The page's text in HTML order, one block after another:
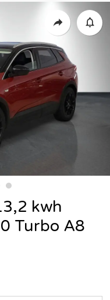
kwh
Turbo A8